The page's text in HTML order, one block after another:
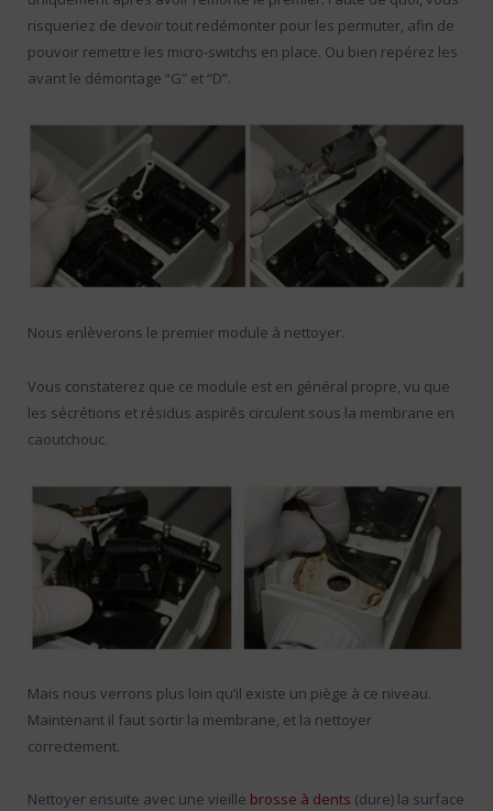
risqueriez de devoir tout redémonter pour les permuter, afin de
pouvoir remettre les micro-switchs en place. Ou bien repérez les
avant le démontage “G” et “D”.
Nous enlèverons le premier module à nettoyer.
Vous constaterez que ce module est en général propre, vu que
les sécrétions et résidus aspirés circulent sous la membrane en
caoutchouc.
Mais nous verrons plus loin qu’il existe un piège à ce niveau.
Maintenant il faut sortir la membrane, et la nettoyer
correctement.
Nettoyer ensuite avec une vieille brosse à dents (dure) la surface